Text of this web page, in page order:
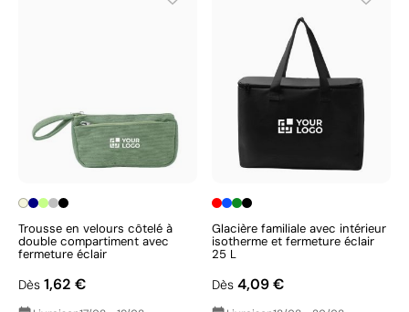
Trousse en velours côtelé à
double compartiment avec
fermeture éclair
Dès 1,62 €
Glacière familiale avec intérieur
isotherme et fermeture éclair
25 L
Dès 4,09 €